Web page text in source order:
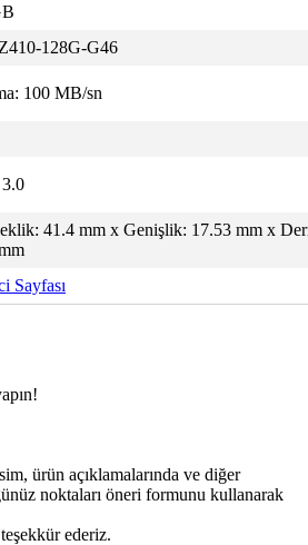
128G-G46
100 MB/sn
41.4 mm x Genişlik: 17.53 mm x
Sayfası
ürün açıklamalarında ve diğer
noktaları öneri formunu kullanarak
ederiz.